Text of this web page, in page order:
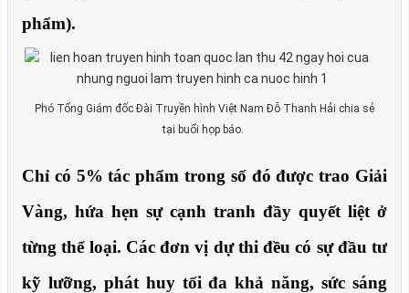
phẩm).
Phó Tổng Giám đốc Đài Truyền hình Việt Nam Đỗ Thanh Hải chia sẻ
tại buổi họp báo.
Chỉ có 5% tác phẩm trong số đó được trao Giải
Vàng, hứa hẹn sự cạnh tranh đầy quyết liệt ở
từng thể loại. Các đơn vị dự thi đều có sự đầu tư
kỹ lưỡng, phát huy tối đa khả năng, sức sáng